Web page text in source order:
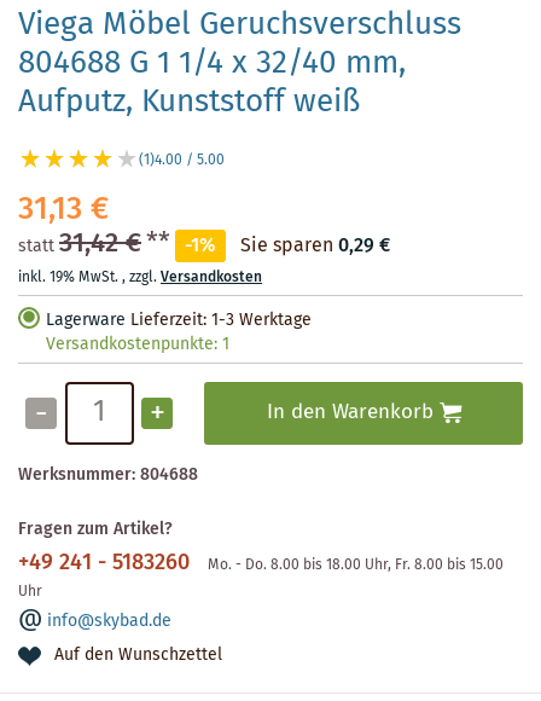
Viega Möbel Geruchsverschluss
804688 G 1 1/4 x 32/40 mm,
Aufputz, Kunststoff weiß
(1)4.00 / 5.00
31,13 €
statt31,42 €** -1% Sie sparen 0,29 €
inkl. 19% MwSt.,zzgl.Versandkosten
Lagerware Lieferzeit: 1-3 Werktage
Versandkostenpunkte:1
- + In den Warenkorb
Werksnummer:804688
Fragen zum Artikel?
+49 241 - 5183260
Mo. - Do. 8.00 bis 18.00 Uhr, Fr. 8.00 bis 15.00
Uhr
info@skybad.de
Auf den Wunschzettel